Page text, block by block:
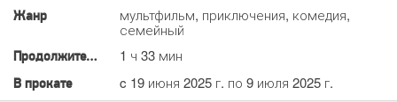
Жанр
мультфильм, приключения, комедия,
семейный
Продолжительность 1 ч 33 мин
В прокате c 19 июня 2025 г. по 9 июля 2025 г.